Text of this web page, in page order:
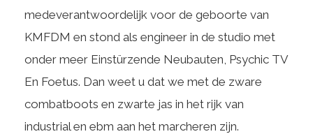
medeverantwoordelijk voor de geboorte van
KMFDM en stond als engineer in de studio met
onder meer Einstürzende Neubauten, Psychic TV
En Foetus. Dan weet u dat we met de zware
combatboots en zwarte jas in het rijk van
industrial en ebm aan het marcheren zijn.